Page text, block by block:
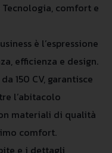
Tecnologia, comfort e
è l’espressione
efficienza e design.
150 CV, garantisce
l’abitacolo
materiali di qualità
comfort.
e i dettagli